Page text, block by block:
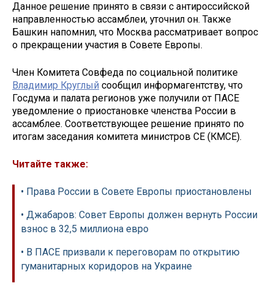
Данное решение принято в связи с антироссийской
направленностью ассамблеи, уточнил он. Также
Башкин напомнил, что Москва рассматривает вопрос
о прекращении участия в Совете Европы.
Член Комитета Совфеда по социальной политике
Владимир Круглый сообщил информагентству, что
Госдума и палата регионов уже получили от ПАСЕ
уведомление о приостановке членства России в
ассамблее. Соответствующее решение принято по
итогам заседания комитета министров СЕ (КМСЕ).
Читайте также:
• Права России в Совете Европы приостановлены
• Джабаров: Совет Европы должен вернуть России
взнос в 32,5 миллиона евро
• В ПАСЕ призвали к переговорам по открытию
гуманитарных коридоров на Украине